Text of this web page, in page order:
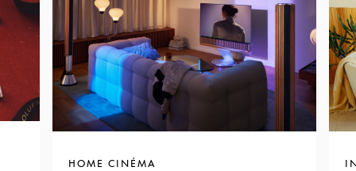
HOME CINÉMA